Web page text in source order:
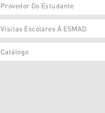
Provedor Do Estudante
Visitas Escolares À ESMAD
Catálogo